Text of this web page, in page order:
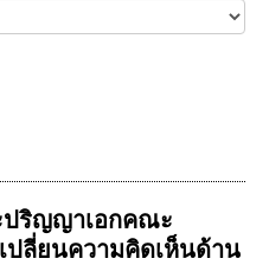
ริญญาเอกคณะ
ปลี่ยนความคิดเห็นด้าน